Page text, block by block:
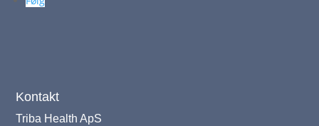
Kontakt
Triba Health ApS